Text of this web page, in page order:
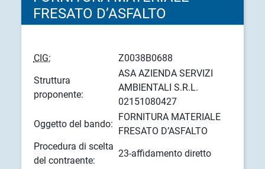
FRESATO D’ASFALTO
CIG:
Z0038B0688
Struttura
proponente:
ASA AZIENDA SERVIZI
AMBIENTALI S.R.L.
02151080427
Oggetto del bando:
FORNITURA MATERIALE
FRESATO D’ASFALTO
Procedura di scelta
del contraente:
23-affidamento diretto